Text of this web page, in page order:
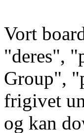
Vort
"deres",
Group",
frigivet
og kan